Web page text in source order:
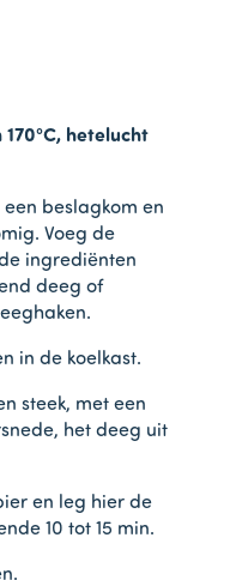
hetelucht
een beslagkom en
Voeg de
ingrediënten
deeg of
in de koelkast.
steek, met een
het deeg uit
en leg hier de
10 tot 15 min.